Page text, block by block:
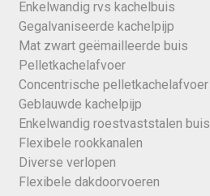
Enkelwandig rvs kachelbuis
Gegalvaniseerde kachelpijp
Mat zwart geëmailleerde buis
Pelletkachelafvoer
Concentrische pelletkachelafvoer
Geblauwde kachelpijp
Enkelwandig roestvaststalen buis
Flexibele rookkanalen
Diverse verlopen
Flexibele dakdoorvoeren